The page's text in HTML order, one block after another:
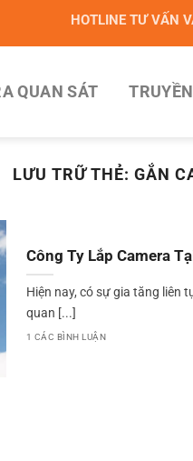
HOTLINE TƯ VẤN
QUAN SÁT
LƯU TRỮ THẺ:GẮN
Công Ty Lắp Camera
Hiện nay, có sự gia tăng liên
quan [...]
1 CÁC BÌNH LUẬN